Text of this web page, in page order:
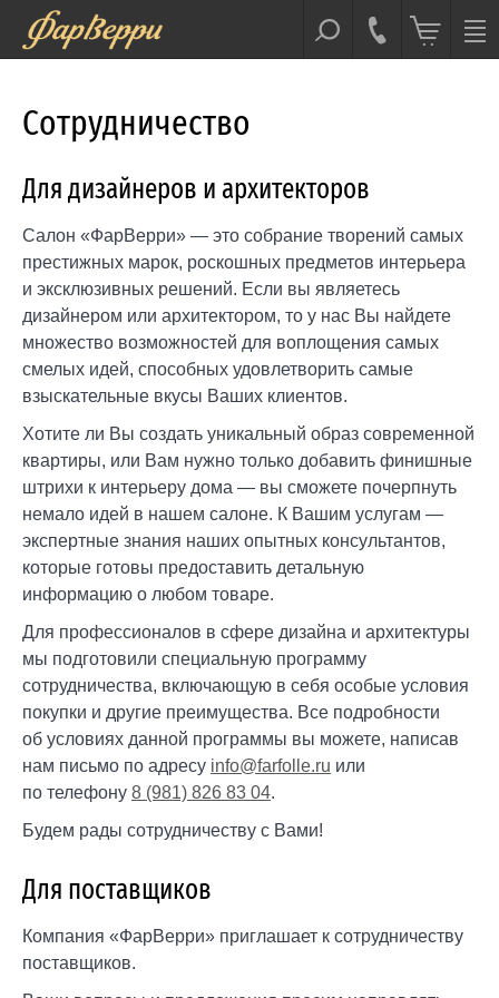
Сотрудничество
Для дизайнеров и архитекторов
Салон «ФарВерри» — это собрание творений самых
престижных марок, роскошных предметов интерьера
и эксклюзивных решений. Если вы являетесь
дизайнером или архитектором, то у нас Вы найдете
множество возможностей для воплощения самых
смелых идей, способных удовлетворить самые
взыскательные вкусы Ваших клиентов.
Хотите ли Вы создать уникальный образ современной
квартиры, или Вам нужно только добавить финишные
штрихи к интерьеру дома — вы сможете почерпнуть
немало идей в нашем салоне. К Вашим услугам —
экспертные знания наших опытных консультантов,
которые готовы предоставить детальную
информацию о любом товаре.
Для профессионалов в сфере дизайна и архитектуры
мы подготовили специальную программу
сотрудничества, включающую в себя особые условия
покупки и другие преимущества. Все подробности
об условиях данной программы вы можете, написав
нам письмо по адресу info@farfolle.ru или
по телефону 8 (981) 826 83 04.
Будем рады сотрудничеству с Вами!
Для поставщиков
Компания «ФарВерри» приглашает к сотрудничеству
поставщиков.